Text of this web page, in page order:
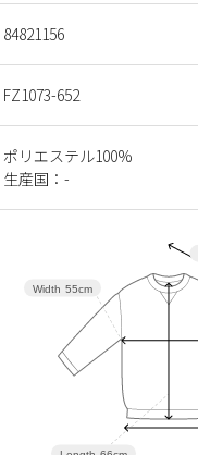
84821156
FZ1073-652
ポリエステル100%
生産国：-
Width 55cm